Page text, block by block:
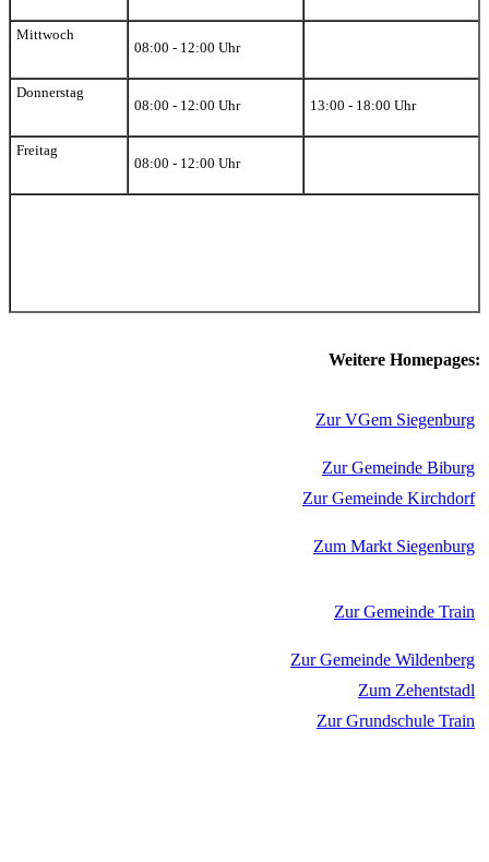
Mittwoch
08:00 - 12:00 Uhr
Donnerstag
08:00 - 12:00 Uhr
13:00 - 18:00 Uhr
Freitag
08:00 - 12:00 Uhr
Weitere Homepages:
Zur VGem Siegenburg
Zur Gemeinde Biburg
Zur Gemeinde Kirchdorf
Zum Markt Siegenburg
Zur Gemeinde Train
Zur Gemeinde Wildenberg
Zum Zehentstadl
Zur Grundschule Train